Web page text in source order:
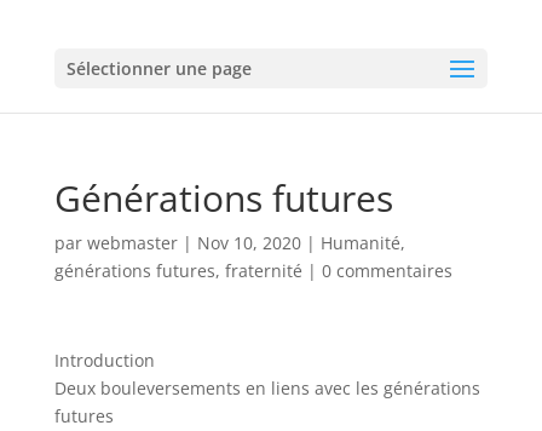
Sélectionner une page
Générations futures
par webmaster| Nov 10, 2020| Humanité,
générations futures, fraternité | 0 commentaires
Introduction
Deux bouleversements en liens avec les générations
futures